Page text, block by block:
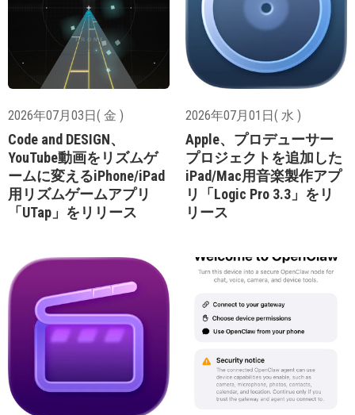
2026年07月03日( 金 )
Code and DESIGN、
YouTube動画をリズムゲ
ームに変えるiPhone/iPad
用リズムゲームアプリ
「UTap」をリリース
2026年07月01日( 水 )
Apple、プロデューサー
プロジェクトを追加した
iPad/Mac用音楽製作アプ
リ「Logic Pro 3.3」をリ
リース